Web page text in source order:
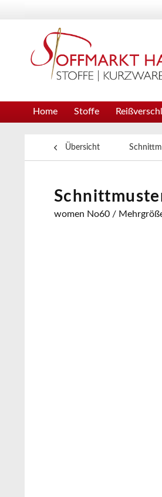
Home Stoffe
Übersicht
women No60 /